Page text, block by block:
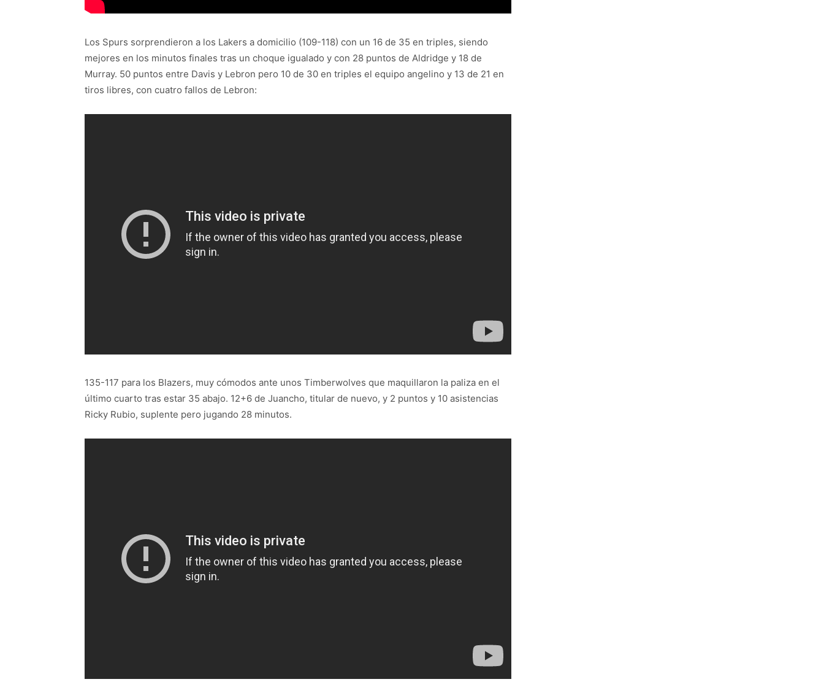
Los Spurs sorprendieron a los Lakers a domicilio (109-118) con un 16 de 35 en triples, siendo
mejores en los minutos finales tras un choque igualado y con 28 puntos de Aldridge y 18 de
Murray. 50 puntos entre Davis y Lebron pero 10 de 30 en triples el equipo angelino y 13 de 21 en
tiros libres, con cuatro fallos de Lebron:
135-117 para los Blazers, muy cómodos ante unos Timberwolves que maquillaron la paliza en el
último cuarto tras estar 35 abajo. 12+6 de Juancho, titular de nuevo, y 2 puntos y 10 asistencias
Ricky Rubio, suplente pero jugando 28 minutos.